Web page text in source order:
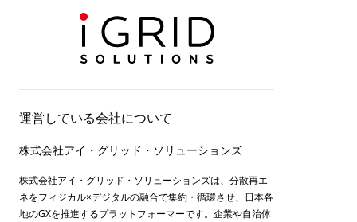
運営している会社について
株式会社アイ・グリッド・ソリューションズ
株式会社アイ・グリッド・ソリューションズは、分散再エ
ネをフィジカル×デジタルの融合で集約・循環させ、日本各
地のGXを推進するプラットフォーマーです。企業や自治体